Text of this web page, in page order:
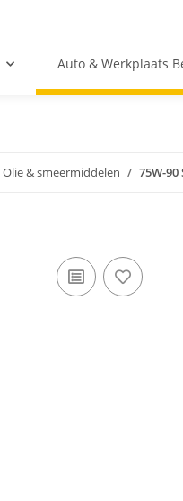
Auto & Werkplaats
Olie & smeermiddelen 75W-